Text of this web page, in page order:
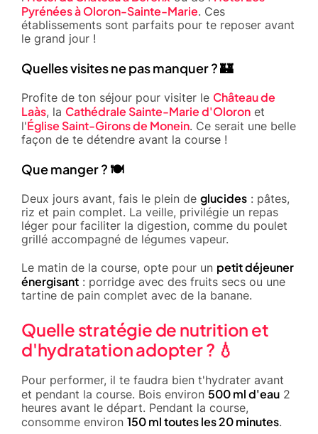
Pyrénées à Oloron-Sainte-Marie. Ces
établissements sont parfaits pour te reposer avant
le grand jour !
Quelles visites ne pas manquer ? 🏰
Profite de ton séjour pour visiter le Château de
Laàs, la Cathédrale Sainte-Marie d'Oloron et
l'Église Saint-Girons de Monein. Ce serait une belle
façon de te détendre avant la course !
Que manger ? 🍽️
Deux jours avant, fais le plein de glucides : pâtes,
riz et pain complet. La veille, privilégie un repas
léger pour faciliter la digestion, comme du poulet
grillé accompagné de légumes vapeur.
Le matin de la course, opte pour un petit déjeuner
énergisant : porridge avec des fruits secs ou une
tartine de pain complet avec de la banane.
Quelle stratégie de nutrition et
d'hydratation adopter ? 💧
Pour performer, il te faudra bien t'hydrater avant
et pendant la course. Bois environ 500 ml d'eau 2
heures avant le départ. Pendant la course,
consomme environ 150 ml toutes les 20 minutes.